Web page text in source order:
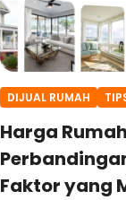
DIJUAL RUMAH
Harga
Faktor yang